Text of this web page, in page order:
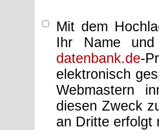
Mit dem
Ihr Name
datenbank.de-
elektronisch
Webmastern
diesen Zweck
an Dritte erfolgt